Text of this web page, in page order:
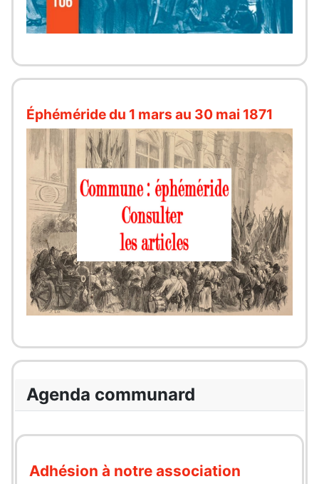
Éphéméride du 1 mars au 30 mai 1871
Agenda communard
Adhésion à notre association